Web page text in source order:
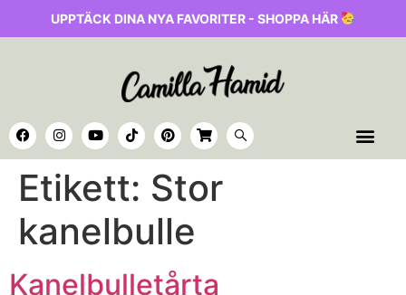
UPPTÄCK DINA NYA FAVORITER - SHOPPA HÄR
Etikett: Stor
kanelbulle
Kanelbulletårta